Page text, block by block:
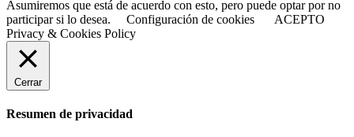
Asumiremos que está de acuerdo con esto, pero puede optar por no
participar si lo desea.
Configuración de cookies
ACEPTO
Privacy & Cookies Policy
Cerrar
Resumen de privacidad